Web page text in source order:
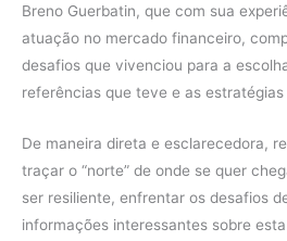
Breno Guerbatin, que com sua
atuação no mercado financeiro,
desafios que vivenciou para a
referências que teve e as
De maneira direta e esclarecedora,
traçar o “norte” de onde se quer
ser resiliente, enfrentar os desafios
informações interessantes sobre